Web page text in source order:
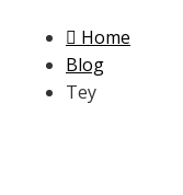
Le pagelle
Interviste
Focus
Home
Blog
Tey